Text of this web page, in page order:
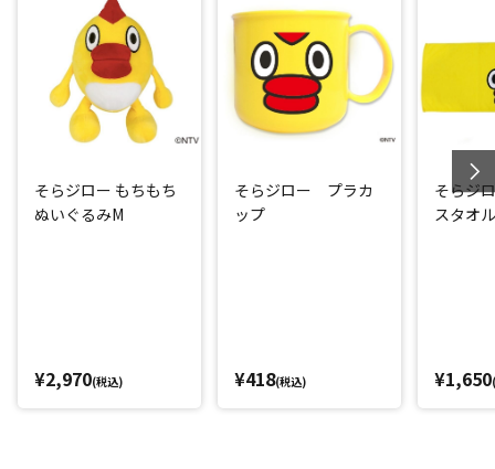
そらジロー もちもち
ぬいぐるみM
¥2,970(税込)
そらジロー プラカ
ップ
¥418(税込)
そらジ
スタオ
¥1,650